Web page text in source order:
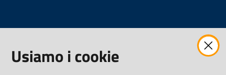
Usiamo i cookie